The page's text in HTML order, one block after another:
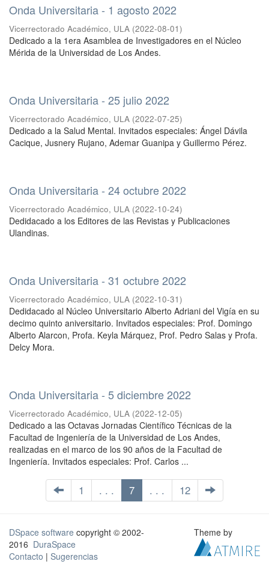
Onda Universitaria - 1 agosto 2022
Vicerrectorado Académico, ULA (2022-08-01)
Dedicado a la 1era Asamblea de Investigadores en el Núcleo
Mérida de la Universidad de Los Andes.
Onda Universitaria - 25 julio 2022
Vicerrectorado Académico, ULA (2022-07-25)
Dedicado a la Salud Mental. Invitados especiales: Ángel Dávila
Cacique, Jusnery Rujano, Ademar Guanipa y Guillermo Pérez.
Onda Universitaria - 24 octubre 2022
Vicerrectorado Académico, ULA (2022-10-24)
Dedidacado a los Editores de las Revistas y Publicaciones
Ulandinas.
Onda Universitaria - 31 octubre 2022
Vicerrectorado Académico, ULA (2022-10-31)
Dedidacado al Núcleo Universitario Alberto Adriani del Vigía en su
decimo quinto aniversitario. Invitados especiales: Prof. Domingo
Alberto Alarcon, Profa. Keyla Márquez, Prof. Pedro Salas y Profa.
Delcy Mora.
Onda Universitaria - 5 diciembre 2022
Vicerrectorado Académico, ULA (2022-12-05)
Dedicado a las Octavas Jornadas Científico Técnicas de la
Facultad de Ingeniería de la Universidad de Los Andes,
realizadas en el marco de los 90 años de la Facultad de
Ingeniería. Invitados especiales: Prof. Carlos ...
1 . . . 7 . . . 12
DSpace software copyright © 2002-
2016 DuraSpace
Contacto | Sugerencias
Theme by